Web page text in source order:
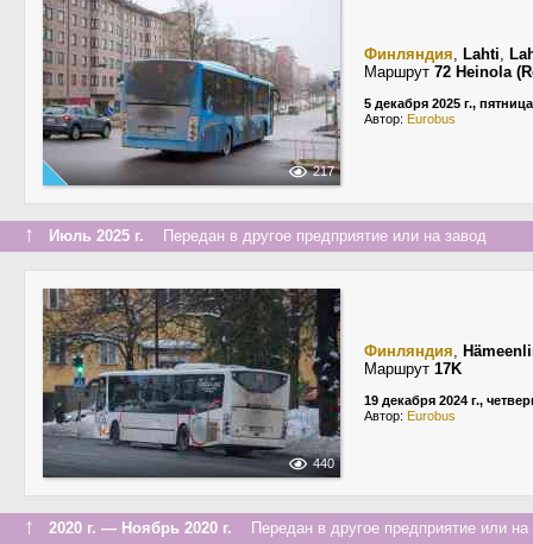
217
Финляндия, Lahti,
Маршрут 72 Heinola
5 декабря 2025 г., пятница
Автор: Eurobus
↑ Июль 2025 г. Передан в другое предприятие или на завод
440
Финляндия,
Маршрут 17K
19 декабря 2024 г.,
Автор: Eurobus
↑ 2020 г. — Ноябрь 2020 г. Передан в другое предприятие или на